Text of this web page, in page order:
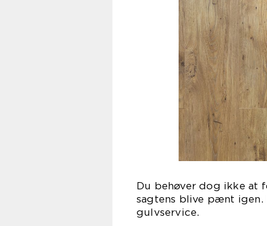
Du behøver dog ikke at
sagtens blive pænt igen.
gulvservice.